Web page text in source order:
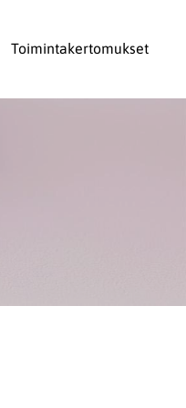
Toimintakertomukset